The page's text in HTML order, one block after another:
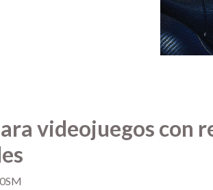
videojuegos con